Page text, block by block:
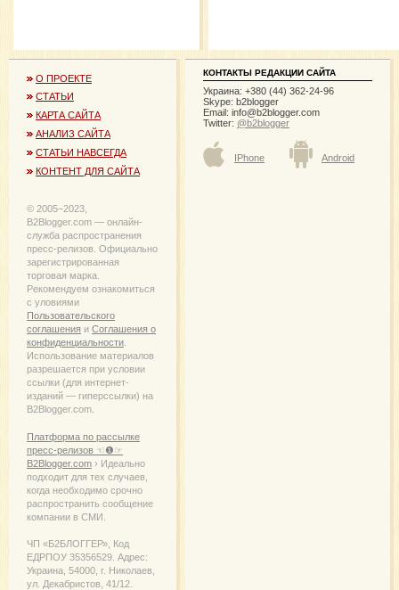
О ПРОЕКТЕ
СТАТЬИ
КАРТА САЙТА
АНАЛИЗ САЙТА
СТАТЬИ НАВСЕГДА
КОНТЕНТ ДЛЯ САЙТА
© 2005−2023,
B2Blogger.com — онлайн-
служба распространения
пресс-релизов. Официально
зарегистрированная
торговая марка.
Рекомендуем ознакомиться
с уловиями
Пользовательского
соглашения и Соглашения о
конфиденциальности
Использование материалов
разрешается при условии
ссылки (для интернет-
изданий — гиперссылки) на
B2Blogger.com.
Платформа по рассылке
пресс-релизов ☜❶☞
B2Blogger.com › Идеально
подходит для тех случаев,
когда необходимо срочно
распространить сообщение
компании в СМИ.
ЧП «Б2БЛОГГЕР», Код
ЕДРПОУ 35356529. Адрес:
Украина, 54000, г. Николаев,
ул. Декабристов, 41/12.
КОНТАКТЫ РЕДАКЦИИ САЙТА
Украина: +380 (44) 362-24-96
Skype: b2blogger
Email: info@b2blogger.com
Twitter: @b2blogger
IPhone Android